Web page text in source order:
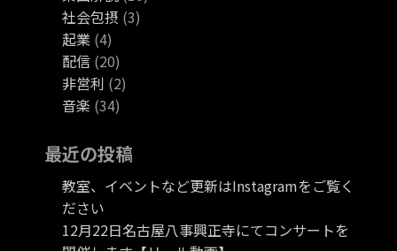
社会包摂 (3)
起業 (4)
配信 (20)
非営利 (2)
音楽 (34)
最近の投稿
教室、イベントなど更新はInstagramをご覧く
ださい
12月22日名古屋八事興正寺にてコンサートを